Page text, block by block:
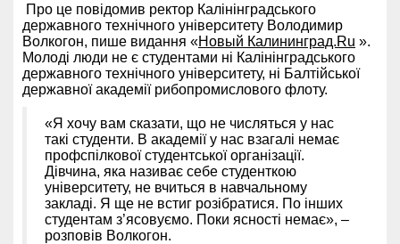
Про це повідомив ректор Калінінградського
державного технічного університету Володимир
Волкогон, пише видання «Новый Калининград.Ru ».
Молоді люди не є студентами ні Калінінградського
державного технічного університету, ні Балтійської
державної академії рибопромислового флоту.
«Я хочу вам сказати, що не числяться у нас
такі студенти. В академії у нас взагалі немає
профспілкової студентської організації.
Дівчина, яка називає себе студенткою
університету, не вчиться в навчальному
закладі. Я ще не встиг розібратися. По інших
студентам з’ясовуємо. Поки ясності немає», –
розповів Волкогон.